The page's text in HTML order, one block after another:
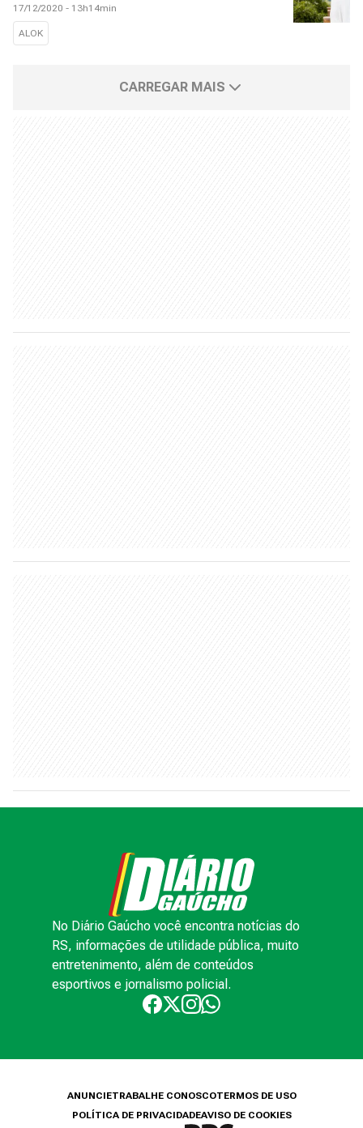
17/12/2020 - 13h14min
ALOK
CARREGAR MAIS
No Diário Gaúcho você encontra notícias do
RS, informações de utilidade pública, muito
entretenimento, além de conteúdos
esportivos e jornalismo policial.
ANUNCIETRABALHE CONOSCOTERMOS DE USO
POLÍTICA DE PRIVACIDADEAVISO DE COOKIES